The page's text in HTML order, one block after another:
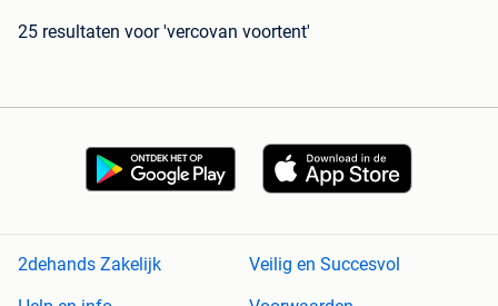
25 resultaten voor 'vercovan voortent'
2dehands Zakelijk
Veilig en Succesvol